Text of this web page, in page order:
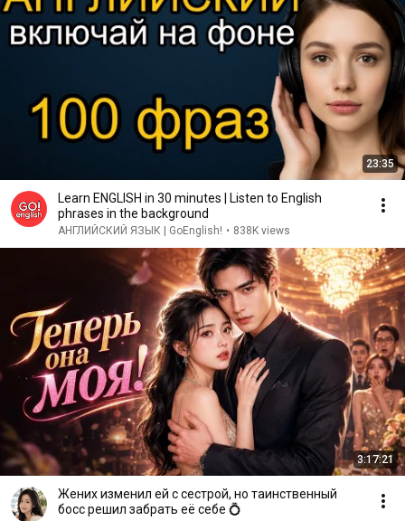
23:35
Learn ENGLISH in 30 minutes | Listen to English
phrases in the background
АНГЛИЙСКИЙ ЯЗЫК | GoEnglish! • 838K views
3:17:21
Жених изменил ей с сестрой, но таинственный
босс решил забрать её себе 💍